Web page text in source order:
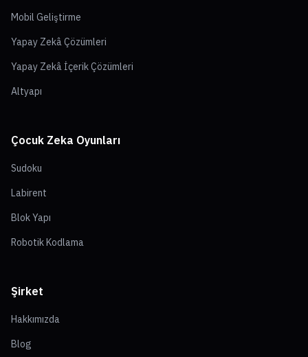
Mobil Geliştirme
Yapay Zekâ Çözümleri
Yapay Zekâ İçerik Çözümleri
Altyapı
Çocuk Zeka Oyunları
Sudoku
Labirent
Blok Yapı
Robotik Kodlama
Şirket
Hakkımızda
Blog